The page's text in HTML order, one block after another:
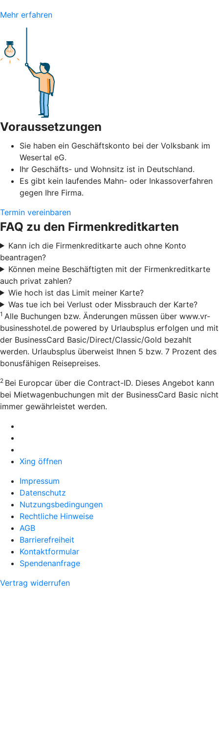
Mehr erfahren
Voraussetzungen
Sie haben ein Geschäftskonto bei der Volksbank im
Wesertal eG.
Ihr Geschäfts- und Wohnsitz ist in Deutschland.
Es gibt kein laufendes Mahn- oder Inkassoverfahren
gegen Ihre Firma.
Termin vereinbaren
FAQ zu den Firmenkreditkarten
Kann ich die Firmenkreditkarte auch ohne Konto
beantragen?
Können meine Beschäftigten mit der Firmenkreditkarte
auch privat zahlen?
Wie hoch ist das Limit meiner Karte?
Was tue ich bei Verlust oder Missbrauch der Karte?
1 Alle Buchungen bzw. Änderungen müssen über www.vr-
businesshotel.de powered by Urlaubsplus erfolgen und mit
der BusinessCard Basic/Direct/Classic/Gold bezahlt
werden. Urlaubsplus überweist Ihnen 5 bzw. 7 Prozent des
bonusfähigen Reisepreises.
2 Bei Europcar über die Contract-ID. Dieses Angebot kann
bei Mietwagenbuchungen mit der BusinessCard Basic nicht
immer gewährleistet werden.
Xing öffnen
Impressum
Datenschutz
Nutzungsbedingungen
Rechtliche Hinweise
AGB
Barrierefreiheit
Kontaktformular
Spendenanfrage
Vertrag widerrufen